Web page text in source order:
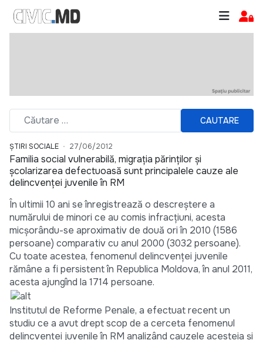
CAUTARE
ȘTIRI SOCIALE 27/06/2012
Familia social vulnerabilă, migrația părinților și
școlarizarea defectuoasă sunt principalele cauze ale
delincvenței juvenile în RM
În ultimii 10 ani se înregistrează o descreștere a
numărului de minori ce au comis infracțiuni, acesta
micșorându-se aproximativ de două ori în 2010 (1586
persoane) comparativ cu anul 2000 (3032 persoane).
Cu toate acestea, fenomenul delincvenței juvenile
rămâne a fi persistent în Republica Moldova, în anul 2011,
acesta ajungînd la 1714 persoane.
Institutul de Reforme Penale, a efectuat recent un
studiu ce a avut drept scop de a cerceta fenomenul
delincvenței juvenile în RM analizând cauzele acesteia și